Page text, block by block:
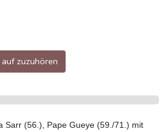
zuzuhören
Sarr (56.), Pape Gueye (59./71.) mit